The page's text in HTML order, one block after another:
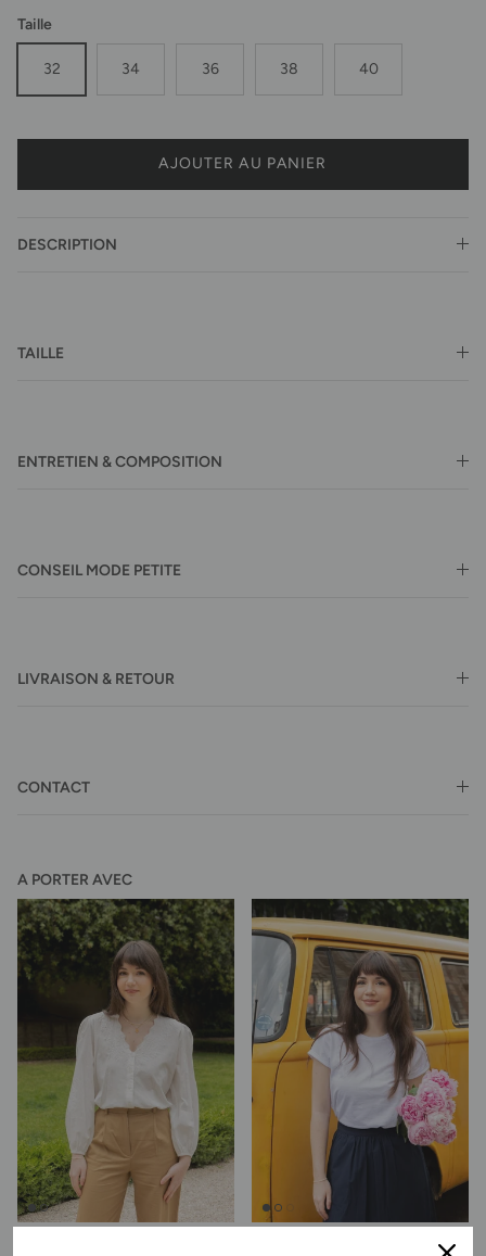
Taille
32 34 36 38 40
AJOUTER AU PANIER
DESCRIPTION
TAILLE
ENTRETIEN & COMPOSITION
CONSEIL MODE PETITE
LIVRAISON & RETOUR
CONTACT
A PORTER AVEC